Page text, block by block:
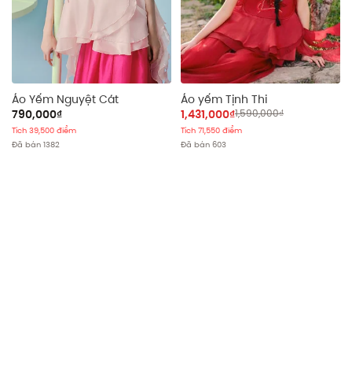
Áo Yếm Nguyệt Cát
790,000₫
Tích 39,500 điểm
Đã bán 1382
Áo yếm Tịnh Thi
1,431,000₫1,590,000₫
Tích 71,550 điểm
Đã bán 603